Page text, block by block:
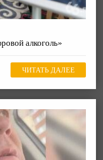
алкоголь»
ЧИТАТЬ ДАЛЕЕ